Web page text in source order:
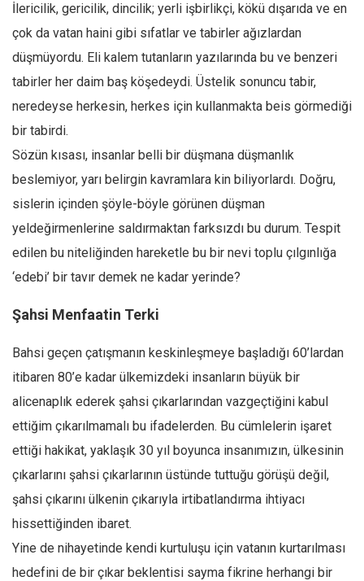
Bu Sayı
Tüm Sayılar
Kategoriler
Kültür Sanat
Kitap
Karisi kitap sualleri
7 soruda bu hafta
Ekonomi
Spor
Gıda-Beslenme
Türkiye
Siyaset
Dünya
Avrupa
Asya
Afrika
İslam Dünyası
Amerika
İlericilik, gericilik, dincilik; yerli işbirlikçi, kökü dışarıda ve en
çok da vatan haini gibi sıfatlar ve tabirler ağızlardan
düşmüyordu. Eli kalem tutanların yazılarında bu ve benzeri
tabirler her daim baş köşedeydi. Üstelik sonuncu tabir,
neredeyse herkesin, herkes için kullanmakta beis görmediği
bir tabirdi.
Sözün kısası, insanlar belli bir düşmana düşmanlık
beslemiyor, yarı belirgin kavramlara kin biliyorlardı. Doğru,
sislerin içinden şöyle-böyle görünen düşman
yeldeğirmenlerine saldırmaktan farksızdı bu durum. Tespit
edilen bu niteliğinden hareketle bu bir nevi toplu çılgınlığa
‘edebi’ bir tavır demek ne kadar yerinde?
Şahsi Menfaatin Terki
Bahsi geçen çatışmanın keskinleşmeye başladığı 60’lardan
itibaren 80’e kadar ülkemizdeki insanların büyük bir
alicenaplık ederek şahsi çıkarlarından vazgeçtiğini kabul
ettiğim çıkarılmamalı bu ifadelerden. Bu cümlelerin işaret
ettiği hakikat, yaklaşık 30 yıl boyunca insanımızın, ülkesinin
çıkarlarını şahsi çıkarlarının üstünde tuttuğu görüşü değil,
şahsi çıkarını ülkenin çıkarıyla irtibatlandırma ihtiyacı
hissettiğinden ibaret.
Yine de nihayetinde kendi kurtuluşu için vatanın kurtarılması
hedefini de bir çıkar beklentisi sayma fikrine herhangi bir